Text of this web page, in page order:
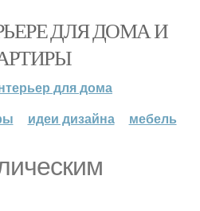
ДЛЯ ДОМА И
для дома
идеи дизайна мебель